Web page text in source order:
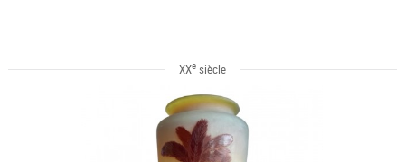
XXesiècle